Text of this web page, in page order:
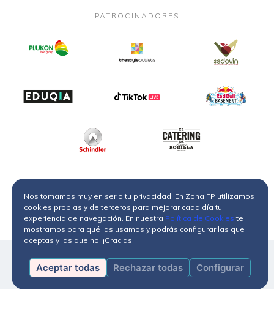
PATROCINADORES
Nos tomamos muy en serio tu privacidad. En Zona FP utilizamos
cookies propias y de terceros para mejorar cada día tu
experiencia de navegación. En nuestra Política de Cookies te
mostramos para qué las usamos y podrás configurar las que
aceptas y las que no. ¡Gracias!
Aceptar todas Rechazar todas Configurar